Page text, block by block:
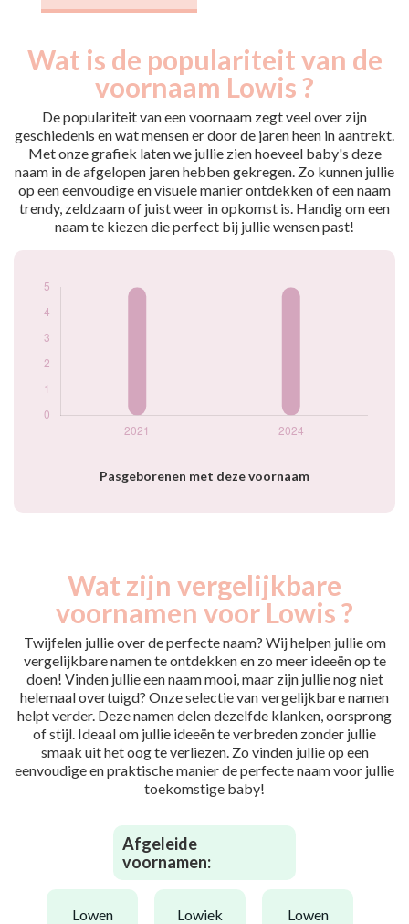
Wat is de populariteit van de
voornaam Lowis ?
De populariteit van een voornaam zegt veel over zijn
geschiedenis en wat mensen er door de jaren heen in aantrekt.
Met onze grafiek laten we jullie zien hoeveel baby's deze
naam in de afgelopen jaren hebben gekregen. Zo kunnen jullie
op een eenvoudige en visuele manier ontdekken of een naam
trendy, zeldzaam of juist weer in opkomst is. Handig om een
naam te kiezen die perfect bij jullie wensen past!
Pasgeborenen met deze voornaam
Popularité du
prénom Lowis par
année
Année
Nouveaux-
nés
2024
5
Wat zijn vergelijkbare
voornamen voor Lowis ?
Twijfelen jullie over de perfecte naam? Wij helpen jullie om
vergelijkbare namen te ontdekken en zo meer ideeën op te
doen! Vinden jullie een naam mooi, maar zijn jullie nog niet
helemaal overtuigd? Onze selectie van vergelijkbare namen
helpt verder. Deze namen delen dezelfde klanken, oorsprong
of stijl. Ideaal om jullie ideeën te verbreden zonder jullie
smaak uit het oog te verliezen. Zo vinden jullie op een
eenvoudige en praktische manier de perfecte naam voor jullie
toekomstige baby!
Afgeleide
voornamen:
lowen lowiek lowen